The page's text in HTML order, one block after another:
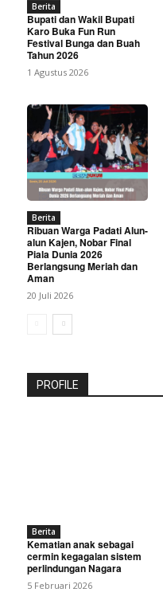
Berita
Bupati dan Wakil Bupati
Karo Buka Fun Run
Festival Bunga dan Buah
Tahun 2026
1 Agustus 2026
Berita
Ribuan Warga Padati Alun-
alun Kajen, Nobar Final
Piala Dunia 2026
Berlangsung Meriah dan
Aman
20 Juli 2026
PROFILE
Berita
Kematian anak sebagai
cermin kegagalan sistem
perlindungan Nagara
5 Februari 2026